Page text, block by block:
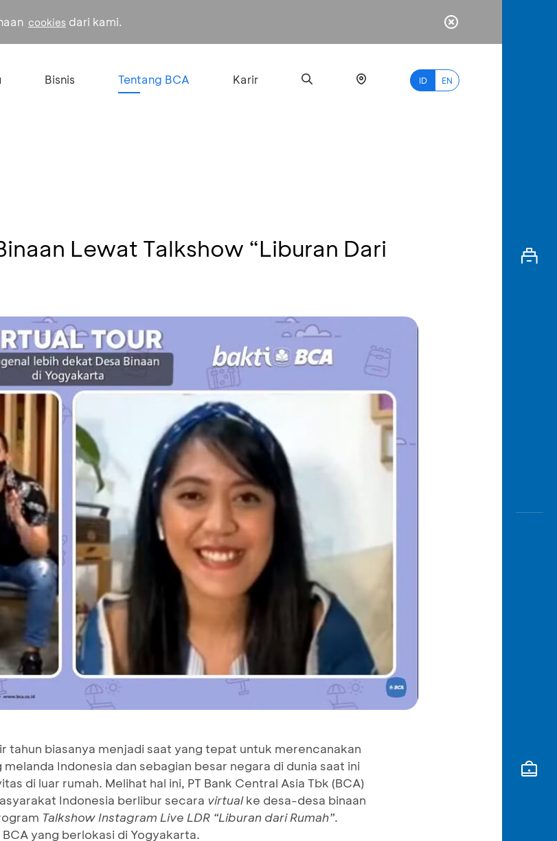
cookies dari kami.
Bisnis Tentang BCA Karir ID EN
myBCA
Lewat Talkshow “Liburan Dari
tahun biasanya menjadi saat yang tepat untuk merencanakan
Indonesia dan sebagian besar negara di dunia saat ini
di luar rumah. Melihat hal ini, PT Bank Central Asia Tbk (BCA)
Indonesia berlibur secara virtualke desa-desa binaan
Talkshow Instagram Live LDR “Liburan dari Rumah”.
yang berlokasi di Yogyakarta.